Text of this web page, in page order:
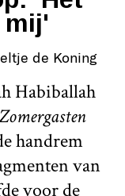
mij'
de Koning
Habiballah
Zomergasten
handrem
van
voor de